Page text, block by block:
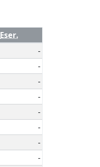
Eser.
-
-
-
-
-
-
-
-